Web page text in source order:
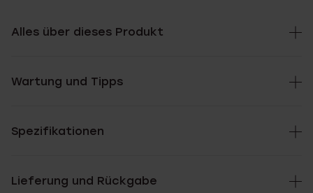
Alles über dieses Produkt
Wartung und Tipps
Spezifikationen
Lieferung und Rückgabe